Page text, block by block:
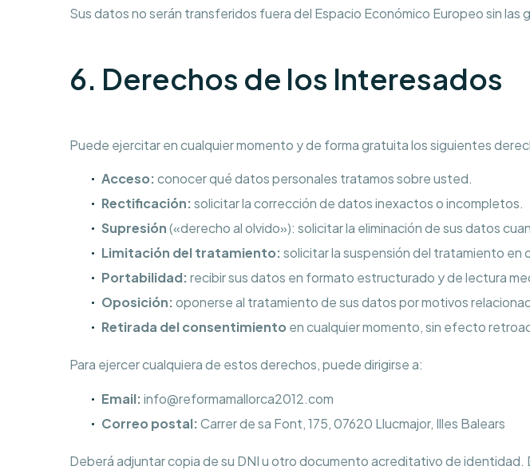
Sus datos no serán transferidos fuera del Espacio Económico Europeo sin las
6. Derechos de los Interesados
Puede ejercitar en cualquier momento y de forma gratuita los siguientes
Acceso:conocer qué datos personales tratamos sobre usted.
Rectificación:solicitar la corrección de datos inexactos o incompletos.
Supresión(«derecho al olvido»): solicitar la eliminación de sus datos
Limitación del tratamiento:solicitar la suspensión del tratamiento en
Portabilidad:recibir sus datos en formato estructurado y de lectura
Oposición:oponerse al tratamiento de sus datos por motivos
Retirada del consentimiento en cualquier momento, sin efecto
Para ejercer cualquiera de estos derechos, puede dirigirse a:
Email:info@reformamallorca2012.com
Correo postal:Carrer de sa Font, 175, 07620 Llucmajor, Illes Balears
Deberá adjuntar copia de su DNI u otro documento acreditativo de identidad.